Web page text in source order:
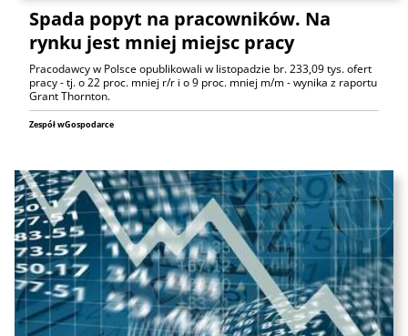
Spada popyt na pracowników. Na
rynku jest mniej miejsc pracy
Pracodawcy w Polsce opublikowali w listopadzie br. 233,09 tys. ofert
pracy - tj. o 22 proc. mniej r/r i o 9 proc. mniej m/m - wynika z raportu
Grant Thornton.
Zespół wGospodarce